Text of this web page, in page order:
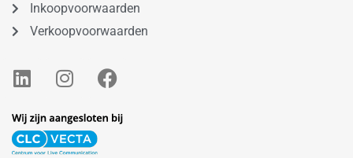
Inkoopvoorwaarden
Verkoopvoorwaarden
L
i
k
e
I
n
t
a
F
a
e